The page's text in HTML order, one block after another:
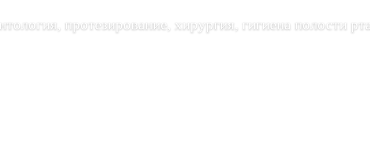
протезирование, хирургия, гигиена полости рта.